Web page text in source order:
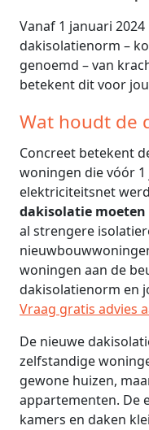
Vanaf 1 januari
dakisolatienorm –
genoemd – van
betekent dit voor
Wat houdt de
Concreet betekent
woningen die vóór
elektriciteitsnet
dakisolatie moeten
al strengere
woningen aan de
dakisolatienorm en
Vraag gratis advies
De nieuwe
zelfstandige
gewone huizen,
appartementen. De
kamers en daken